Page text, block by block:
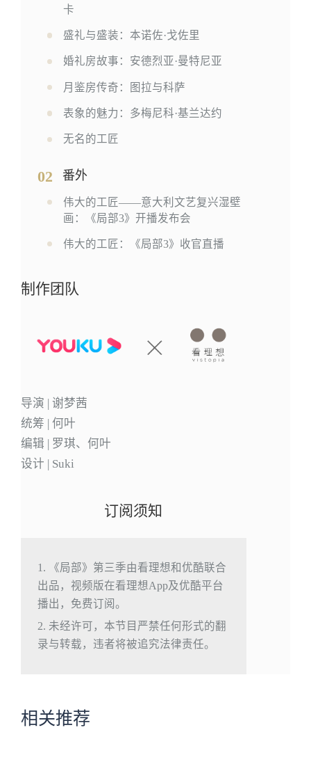
卡
盛礼与盛装：本诺佐·戈佐里
婚礼房故事：安德烈亚·曼特尼亚
月鉴房传奇：图拉与科萨
表象的魅力：多梅尼科·基兰达约
无名的工匠
02 番外
伟大的工匠——意大利文艺复兴湿壁
画：《局部3》开播发布会
伟大的工匠：《局部3》收官直播
制作团队
导演 | 谢梦茜
统筹 | 何叶
编辑 | 罗琪、何叶
设计 | Suki
订阅须知
1. 《局部》第三季由看理想和优酷联合
出品，视频版在看理想App及优酷平台
播出，免费订阅。
2. 未经许可，本节目严禁任何形式的翻
录与转载，违者将被追究法律责任。
相关推荐